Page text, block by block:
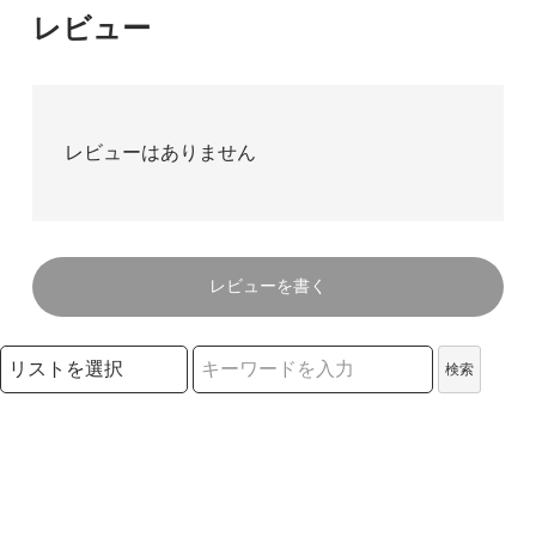
レビュー
レビューはありません
レビューを書く
検索リストの選択
検索